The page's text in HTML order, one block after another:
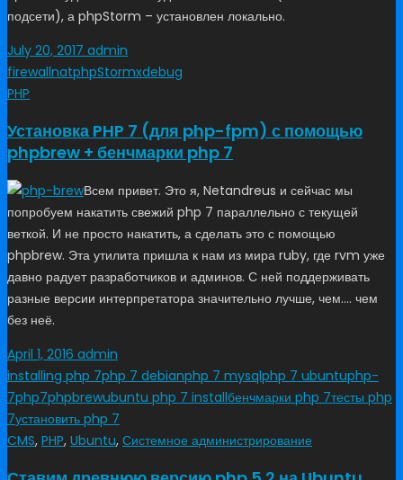
подсети), а phpStorm – установлен локально.
July 20, 2017 admin
firewallnatphpStormxdebug
PHP
Установка PHP 7 (для php-fpm) с помощью
phpbrew + бенчмарки php 7
Всем привет. Это я, Netandreus и сейчас мы
попробуем накатить свежий php 7 параллельно с текущей
веткой. И не просто накатить, а сделать это с помощью
phpbrew. Эта утилита пришла к нам из мира ruby, где rvm уже
давно радует разработчиков и админов. С ней поддерживать
разные версии интерпретатора значительно лучше, чем…. чем
без неё.
April 1, 2016 admin
installing php 7php 7 debianphp 7 mysqlphp 7 ubuntuphp-
7php7phpbrewubuntu php 7 installбенчмарки php 7тесты php
7установить php 7
CMS, PHP, Ubuntu, Системное администрирование